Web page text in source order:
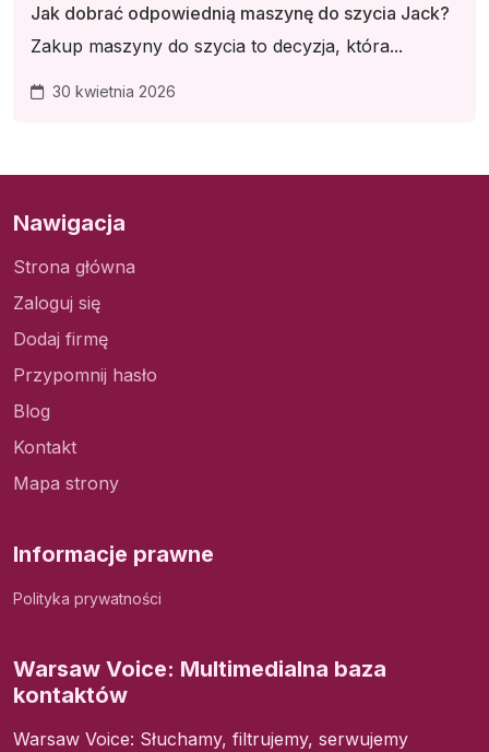
Jak dobrać odpowiednią maszynę do szycia Jack?
Zakup maszyny do szycia to decyzja, która...
30 kwietnia 2026
Nawigacja
Strona główna
Zaloguj się
Dodaj firmę
Przypomnij hasło
Blog
Kontakt
Mapa strony
Informacje prawne
Polityka prywatności
Warsaw Voice: Multimedialna baza
kontaktów
Warsaw Voice: Słuchamy, filtrujemy, serwujemy